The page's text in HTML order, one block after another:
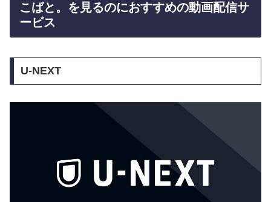
こばと。を見るのにおすすめの動画配信サ
ービス
U-NEXT